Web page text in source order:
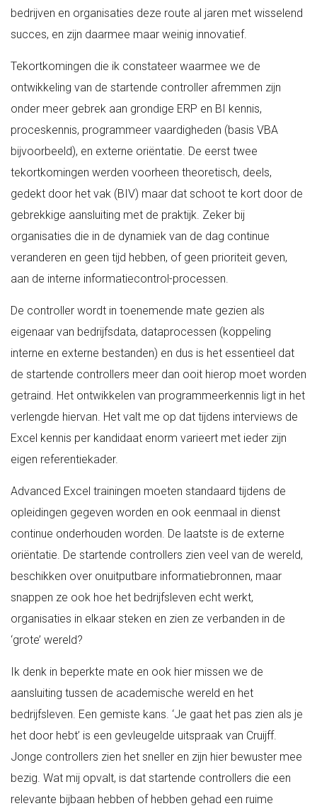
bedrijven en organisaties deze route al jaren met wisselend
succes, en zijn daarmee maar weinig innovatief.
Tekortkomingen die ik constateer waarmee we de
ontwikkeling van de startende controller afremmen zijn
onder meer gebrek aan grondige ERP en BI kennis,
proceskennis, programmeer vaardigheden (basis VBA
bijvoorbeeld), en externe oriëntatie. De eerst twee
tekortkomingen werden voorheen theoretisch, deels,
gedekt door het vak (BIV) maar dat schoot te kort door de
gebrekkige aansluiting met de praktijk. Zeker bij
organisaties die in de dynamiek van de dag continue
veranderen en geen tijd hebben, of geen prioriteit geven,
aan de interne informatiecontrol-processen.
De controller wordt in toenemende mate gezien als
eigenaar van bedrijfsdata, dataprocessen (koppeling
interne en externe bestanden) en dus is het essentieel dat
de startende controllers meer dan ooit hierop moet worden
getraind. Het ontwikkelen van programmeerkennis ligt in het
verlengde hiervan. Het valt me op dat tijdens interviews de
Excel kennis per kandidaat enorm varieert met ieder zijn
eigen referentiekader.
Advanced Excel trainingen moeten standaard tijdens de
opleidingen gegeven worden en ook eenmaal in dienst
continue onderhouden worden. De laatste is de externe
oriëntatie. De startende controllers zien veel van de wereld,
beschikken over onuitputbare informatiebronnen, maar
snappen ze ook hoe het bedrijfsleven echt werkt,
organisaties in elkaar steken en zien ze verbanden in de
‘grote’ wereld?
Ik denk in beperkte mate en ook hier missen we de
aansluiting tussen de academische wereld en het
bedrijfsleven. Een gemiste kans. ‘Je gaat het pas zien als je
het door hebt’ is een gevleugelde uitspraak van Cruijff.
Jonge controllers zien het sneller en zijn hier bewuster mee
bezig. Wat mij opvalt, is dat startende controllers die een
relevante bijbaan hebben of hebben gehad een ruime